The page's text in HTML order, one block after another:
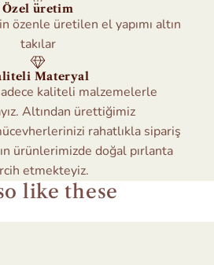
Özel üretim
özenle üretilen el yapımı altın
takılar
Materyal
kaliteli malzemelerle
Altından ürettiğimiz
rahatlıkla sipariş
ürünlerimizde doğal pırlanta
etmekteyiz.
like these